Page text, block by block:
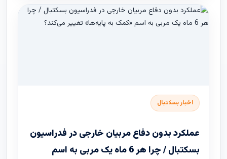
اخبار بسکتبال
عملکرد بدون دفاع مربیان خارجی در فدراسیون
بسکتبال / چرا هر 6 ماه یک مربی به اسم